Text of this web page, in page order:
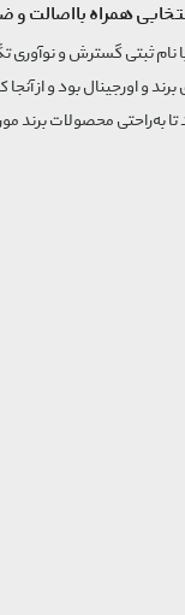
همراه بااصالت و
برند و اورجینال بود و از
به‌راحتی محصولات برند